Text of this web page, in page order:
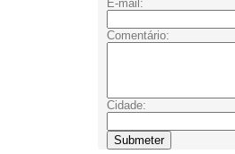
E-mail:
Comentário:
Cidade: